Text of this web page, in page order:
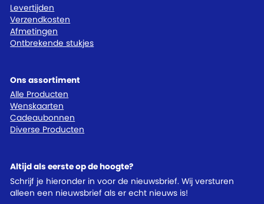
Levertijden
Verzendkosten
Afmetingen
Ontbrekende stukjes
Ons assortiment
Alle Producten
Wenskaarten
Cadeaubonnen
Diverse Producten
Altijd als eerste op de hoogte?
Schrijf je hieronder in voor de nieuwsbrief. Wij versturen
alleen een nieuwsbrief als er echt nieuws is!